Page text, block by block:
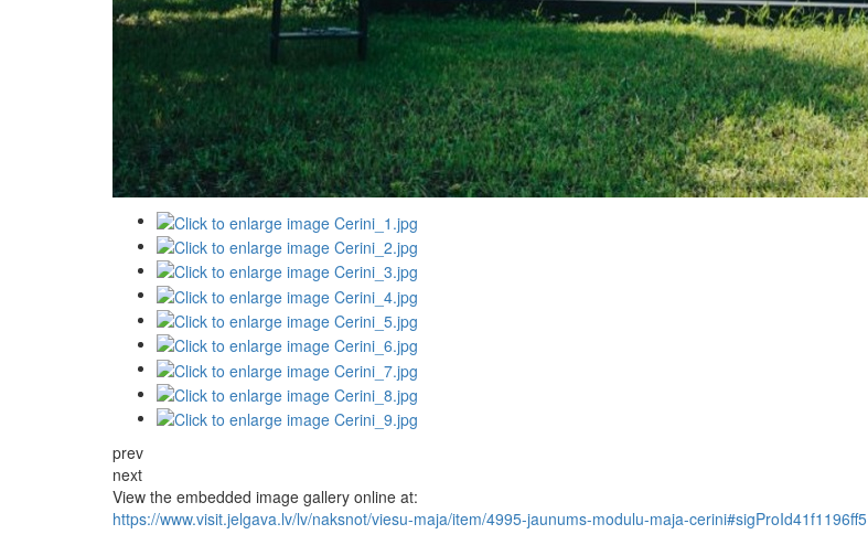
prev
next
View the embedded image gallery online at:
https://www.visit.jelgava.lv/lv/naksnot/viesu-maja/item/4995-jaunums-modulu-maja-cerini#sigProId41f1196ff5